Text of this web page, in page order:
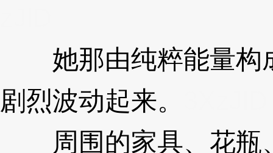
她那由纯粹能量构
剧烈波动起来。
周围的家具、花瓶